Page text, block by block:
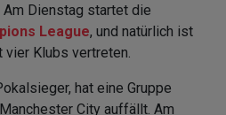
Dienstag startet die
League, und natürlich ist
Klubs vertreten.
hat eine Gruppe
City auffällt. Am